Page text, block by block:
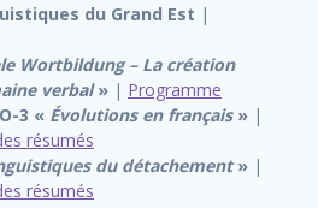
du Grand Est |
Wortbildung – La création
verbal» | Programme
3 « Évolutions en français» |
résumés
du détachement» |
résumés